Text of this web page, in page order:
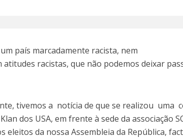
país marcadamente racista, nem
racistas, que não podemos deixar
tivemos a notícia de que se realizou uma
dos USA, em frente à sede da associação
eleitos da nossa Assembleia da República,